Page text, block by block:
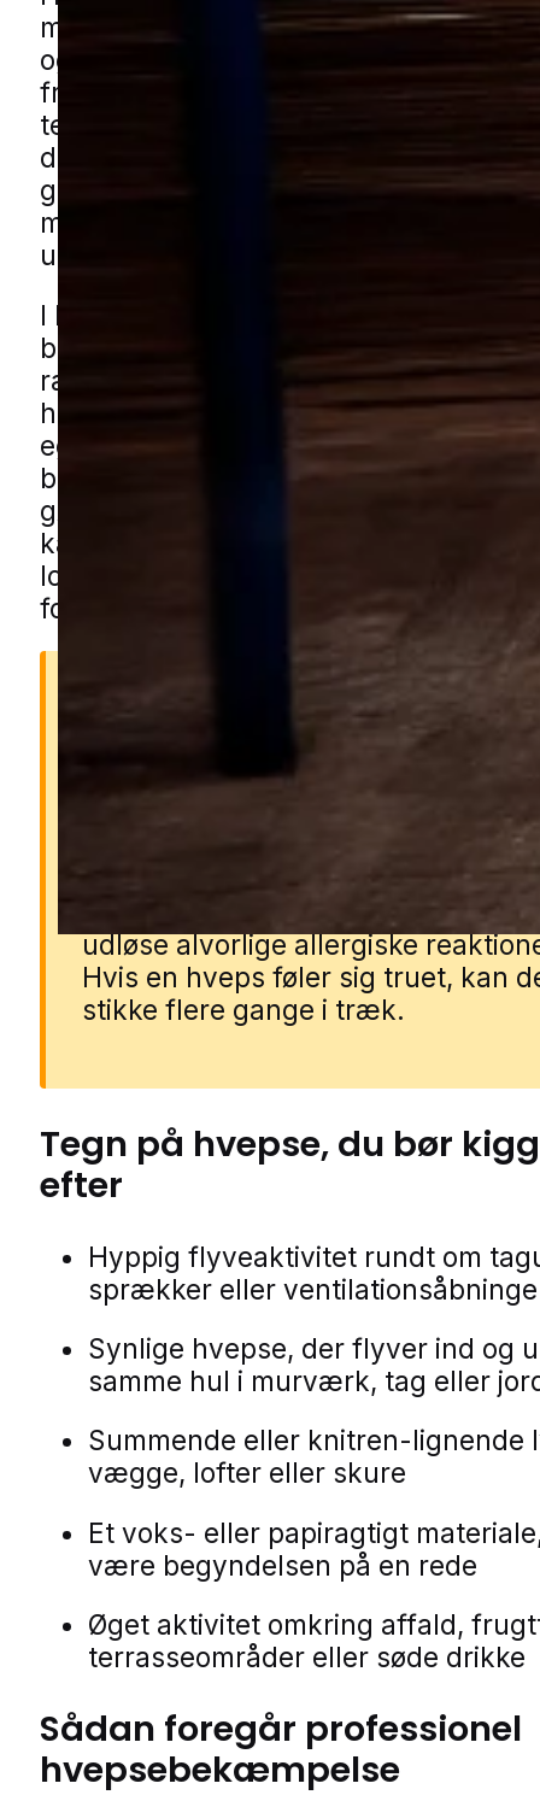
måneder, når de søger føde tæt på
og bygger reder i skjulte hulrum. De
fredelige på afstand, men tæt trafik
terrasser, indgange og
dem hurtigt til en gene i hverdagen.
gælder både ved private boliger og
mindre bygninger som skure, garager
udhuse, hvor de ofte får ro til at
I Helsingør kan udfordringen ofte
blandede boligområder med både
rækkehuse og nyere
haver, hække og småbygninger giver
egnede steder til reder. Også tæt og
bebyggelse med gårdrum og
gøre det svært at opdage problemet
kan få hvepsehjælp i Helsingør
lokale partnere. Udfyld blot
forbinder vi dig med en lokal
Risikoen ved hvepse
Hvepse kan være aggressive, især
på sommeren, hvor de søger søde
og bliver mere nærgående. Deres
kan gøre ondt og kan i sjældne
udløse alvorlige allergiske
Hvis en hveps føler sig truet, kan
stikke flere gange i træk.
Tegn på hvepse, du bør
efter
Hyppig flyveaktivitet rundt om
sprækker eller
Synlige hvepse, der flyver ind og
samme hul i murværk, tag eller
Summende eller knitren-lignende
vægge, lofter eller skure
Et voks- eller papiragtigt
være begyndelsen på en rede
Øget aktivitet omkring affald,
terrasseområder eller søde drikke
Sådan foregår professionel
hvepsebekæmpelse